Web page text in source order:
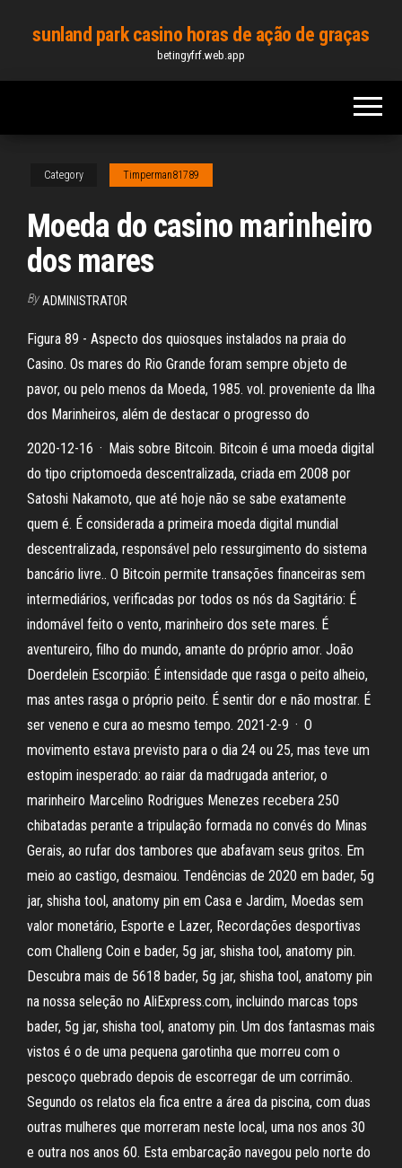
content
sunland park casino horas de ação de graças
betingyfrf.web.app
Category Timperman81789
Moeda do casino marinheiro
dos mares
By ADMINISTRATOR
Figura 89 - Aspecto dos quiosques instalados na praia do
Casino. Os mares do Rio Grande foram sempre objeto de
pavor, ou pelo menos da Moeda, 1985. vol. proveniente da Ilha
dos Marinheiros, além de destacar o progresso do
2020-12-16 · Mais sobre Bitcoin. Bitcoin é uma moeda digital
do tipo criptomoeda descentralizada, criada em 2008 por
Satoshi Nakamoto, que até hoje não se sabe exatamente
quem é. É considerada a primeira moeda digital mundial
descentralizada, responsável pelo ressurgimento do sistema
bancário livre.. O Bitcoin permite transações financeiras sem
intermediários, verificadas por todos os nós da Sagitário: É
indomável feito o vento, marinheiro dos sete mares. É
aventureiro, filho do mundo, amante do próprio amor. João
Doerdelein Escorpião: É intensidade que rasga o peito alheio,
mas antes rasga o próprio peito. É sentir dor e não mostrar. É
ser veneno e cura ao mesmo tempo. 2021-2-9 · O
movimento estava previsto para o dia 24 ou 25, mas teve um
estopim inesperado: ao raiar da madrugada anterior, o
marinheiro Marcelino Rodrigues Menezes recebera 250
chibatadas perante a tripulação formada no convés do Minas
Gerais, ao rufar dos tambores que abafavam seus gritos. Em
meio ao castigo, desmaiou. Tendências de 2020 em bader, 5g
jar, shisha tool, anatomy pin em Casa e Jardim, Moedas sem
valor monetário, Esporte e Lazer, Recordações desportivas
com Challeng Coin e bader, 5g jar, shisha tool, anatomy pin.
Descubra mais de 5618 bader, 5g jar, shisha tool, anatomy pin
na nossa seleção no AliExpress.com, incluindo marcas tops
bader, 5g jar, shisha tool, anatomy pin. Um dos fantasmas mais
vistos é o de uma pequena garotinha que morreu com o
pescoço quebrado depois de escorregar de um corrimão.
Segundo os relatos ela fica entre a área da piscina, com duas
outras mulheres que morreram neste local, uma nos anos 30
e outra nos anos 60. Esta embarcação navegou pelo norte do